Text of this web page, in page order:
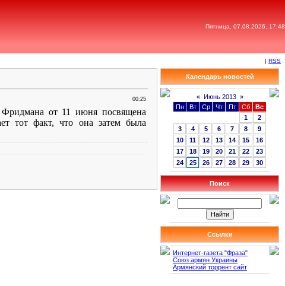
Пятница, 07.08.2026, 17:48
| RSS
00:25
Фридмана от 11 июня посвящена
тот факт, что она затем была
Календарь новостей
« Июнь 2013 »
Пн
Вт Ср Чт Пт Сб
Вс
1
2
3
4 5 6 7 8
9
10
11 12 13 14 15
16
17
18 19 20 21 22
23
24
25 26 27 28 29 30
Поиск
Ссылки
Интернет-газета "Фраза"
Союз армян Украины
Армянский торрент сайт